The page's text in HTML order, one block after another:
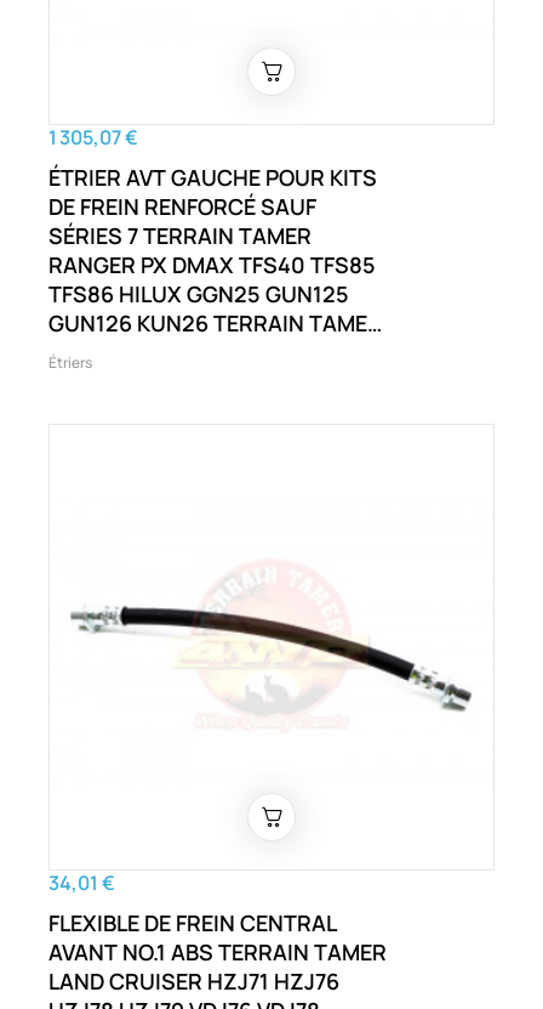
1 305,07 €
ÉTRIER AVT GAUCHE POUR KITS
DE FREIN RENFORCÉ SAUF
SÉRIES 7 TERRAIN TAMER
RANGER PX DMAX TFS40 TFS85
TFS86 HILUX GGN25 GUN125
GUN126 KUN26 TERRAIN TAMER
RANGER PX D-MAX TFS40 TFS85
Étriers
34,01 €
FLEXIBLE DE FREIN CENTRAL
AVANT NO.1 ABS TERRAIN TAMER
LAND CRUISER HZJ71 HZJ76